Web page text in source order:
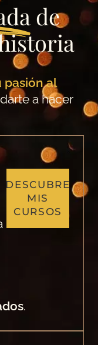
de
pasión al
a hacer
.
DESCUBRE
MIS
CURSOS